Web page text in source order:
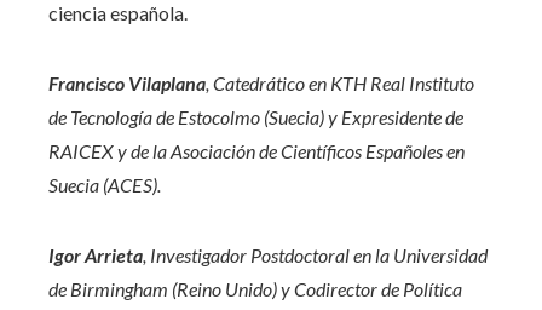
ciencia española.
Francisco Vilaplana, Catedrático en KTH Real Instituto
de Tecnología de Estocolmo (Suecia) y Expresidente de
RAICEX y de la Asociación de Científicos Españoles en
Suecia (ACES).
Igor Arrieta, Investigador Postdoctoral en la Universidad
de Birmingham (Reino Unido) y Codirector de Política